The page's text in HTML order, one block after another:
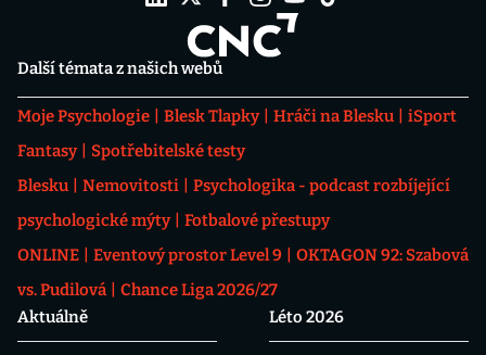
Další témata z našich webů
Moje Psychologie Blesk Tlapky Hráči na Blesku
iSport
Fantasy
Spotřebitelské testy
Blesku
Nemovitosti
Psychologika - podcast rozbíjející
psychologické mýty
Fotbalové přestupy
ONLINE
Eventový prostor Level 9
OKTAGON 92: Szabová
vs. Pudilová
Chance Liga 2026/27
Aktuálně
Léto 2026